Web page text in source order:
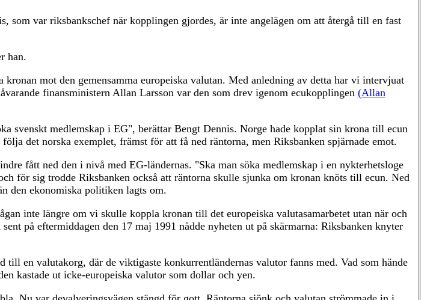
som var riksbankschef när kopplingen gjordes, är inte angelägen om att återgå till en fast
han.
mot den gemensamma europeiska valutan. Med anledning av detta har vi intervjuat
finansministern Allan Larsson var den som drev igenom ecukopplingen (Allan
svenskt medlemskap i EG", berättar Bengt Dennis. Norge hade kopplat sin krona till ecun
det norska exemplet, främst för att få ned räntorna, men Riksbanken spjärnade emot.
fått ned den i nivå med EG-ländernas. "Ska man söka medlemskap i en nykterhetsloge
för sig trodde Riksbanken också att räntorna skulle sjunka om kronan knöts till ecun. Ned
den ekonomiska politiken lagts om.
inte längre om vi skulle koppla kronan till det europeiska valutasamarbetet utan när och
på eftermiddagen den 17 maj 1991 nådde nyheten ut på skärmarna: Riksbanken knyter
en valutakorg, där de viktigaste konkurrentländernas valutor fanns med. Vad som hände
kastade ut icke-europeiska valutor som dollar och yen.